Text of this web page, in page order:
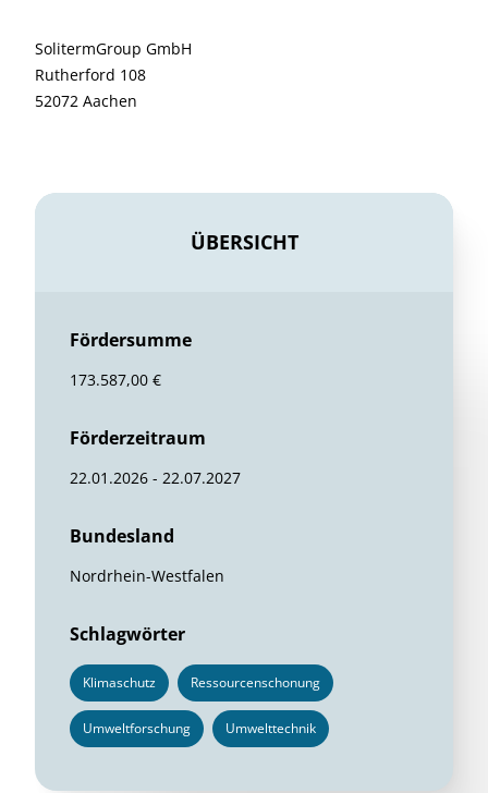
SolitermGroup GmbH
Rutherford 108
52072 Aachen
ÜBERSICHT
Fördersumme
173.587,00 €
Förderzeitraum
22.01.2026 - 22.07.2027
Bundesland
Nordrhein-Westfalen
Schlagwörter
Klimaschutz Ressourcenschonung
Umweltforschung Umwelttechnik